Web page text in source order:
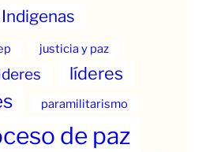
Indigenas
justicia y paz
líderes
paramilitarismo
de paz